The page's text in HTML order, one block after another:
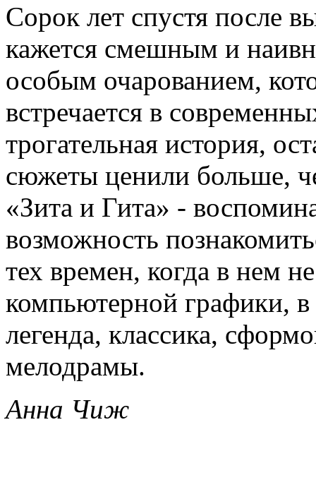
Сорок лет спустя после
кажется смешным и
особым очарованием,
встречается в
трогательная история,
сюжеты ценили больше,
«Зита и Гита» -
возможность
тех времен, когда в нем
компьютерной графики,
легенда, классика,
мелодрамы.
Анна Чиж